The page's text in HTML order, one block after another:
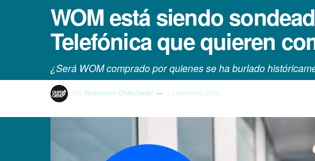
WOM está siendo
Telefónica que quieren
¿Será WOM comprado por quienes se ha burlado
Por Redacción OhMyGeek! 2 septiembre 2024